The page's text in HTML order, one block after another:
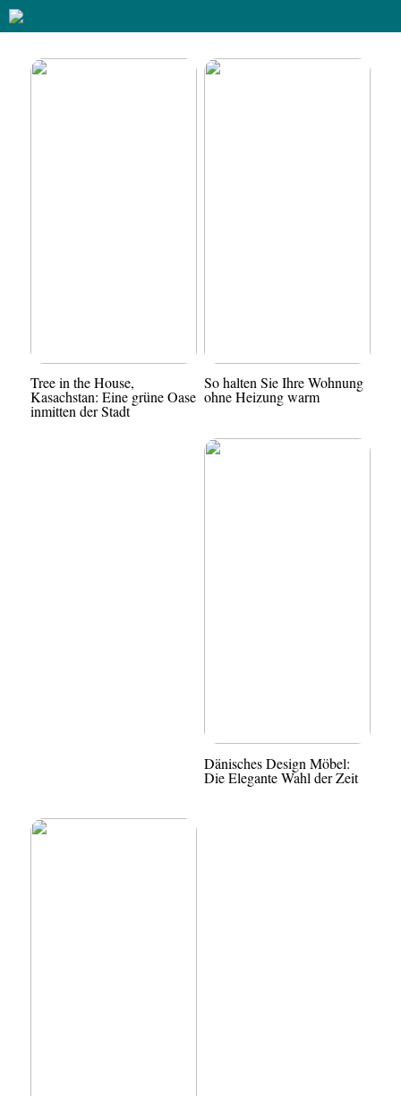
Tree in the House,
Kasachstan: Eine grüne Oase
inmitten der Stadt
So halten Sie Ihre Wohnung
ohne Heizung warm
Dänisches Design Möbel:
Die Elegante Wahl der Zeit